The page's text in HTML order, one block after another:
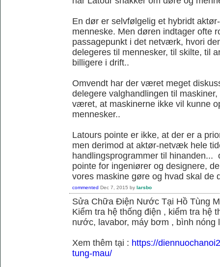
En dør er selvfølgelig et hybridt
menneske. Men døren indtager ofte
passagepunkt i det netværk, hvori
delegeres til mennesker, til skilte, til
billigere i drift..
Omvendt har der været meget
delegere valghandlingen til
været, at maskinerne ikke vil kunne
mennesker..
Latours pointe er ikke, at der er a
men derimod at aktør-netvæk hele
handlingsprogrammer til hinanden...
pointe for ingeniører og designere,
vores maskine gøre og hvad skal de
commented Dec 7, 2015 by larsbo
Sửa Chữa Điện Nước Tại Hồ Tùng
Kiểm tra hệ thống điện , kiểm tra hệ
nước, lavabor, máy bơm , bình nóng
Xem thêm tại : https://
tung-mau/